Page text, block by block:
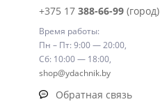
+375 17 388-66-99(город)
Время работы:
Пн – Пт: 9:00 — 20:00,
Сб: 10:00 — 18:00,
shop@ydachnik.by
Обратная связь